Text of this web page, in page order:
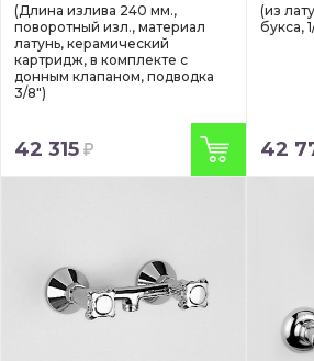
(Длина излива 240 мм.,
поворотный изл., материал
латунь, керамический
картридж, в комплекте с
донным клапаном, подводка
3/8")
42 315
(из
букса,
42